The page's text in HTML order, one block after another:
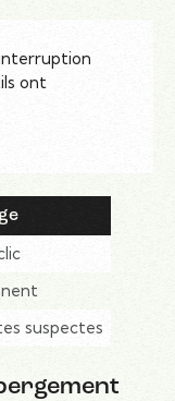
ont
suspectes